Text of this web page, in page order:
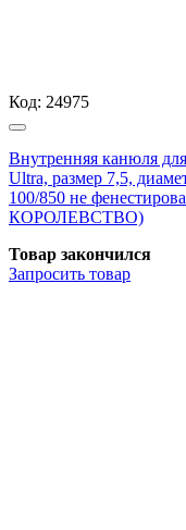
Код: 24975
Внутренняя канюля
Ultra, размер 7,5,
100/850 не
КОРОЛЕВСТВО)
Товар закончился
Запросить товар